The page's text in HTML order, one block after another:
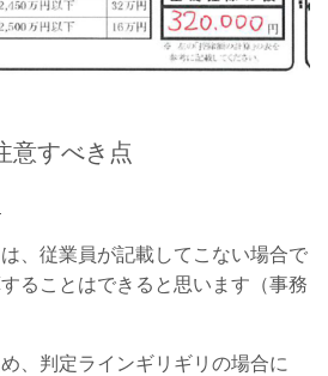
意すべき点
、従業員が記載してこない場合で
ることはできると思います（事務
、判定ラインギリギリの場合に